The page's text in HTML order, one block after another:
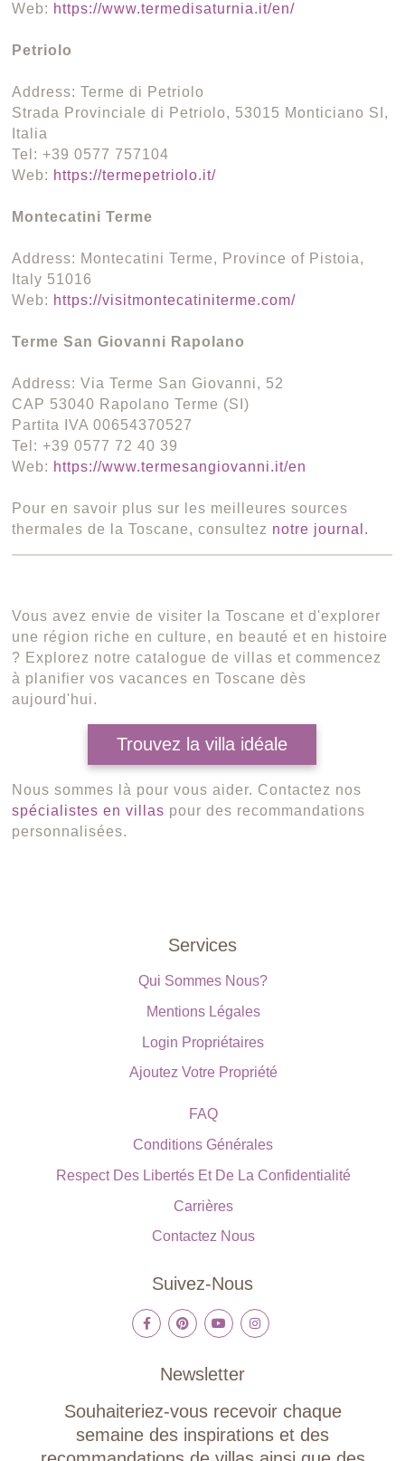
Web: https://www.termedisaturnia.it/en/
Petriolo
Address: Terme di Petriolo
Strada Provinciale di Petriolo, 53015 Monticiano SI,
Italia
Tel: +39 0577 757104
Web: https://termepetriolo.it/
Montecatini Terme
Address: Montecatini Terme, Province of Pistoia,
Italy 51016
Web: https://visitmontecatiniterme.com/
Terme San Giovanni Rapolano
Address: Via Terme San Giovanni, 52
CAP 53040 Rapolano Terme (SI)
Partita IVA 00654370527
Tel: +39 0577 72 40 39
Web: https://www.termesangiovanni.it/en
Pour en savoir plus sur les meilleures sources
thermales de la Toscane, consultez notre journal.
Vous avez envie de visiter la Toscane et d'explorer
une région riche en culture, en beauté et en histoire
? Explorez notre catalogue de villas et commencez
à planifier vos vacances en Toscane dès
aujourd'hui.
Trouvez la villa idéale
Nous sommes là pour vous aider. Contactez nos
spécialistes en villas pour des recommandations
personnalisées.
Services
Qui Sommes Nous?
Mentions Légales
Login Propriétaires
Ajoutez Votre Propriété
FAQ
Conditions Générales
Respect Des Libertés Et De La Confidentialité
Carrières
Contactez Nous
Suivez-Nous
Newsletter
Souhaiteriez-vous recevoir chaque
semaine des inspirations et des